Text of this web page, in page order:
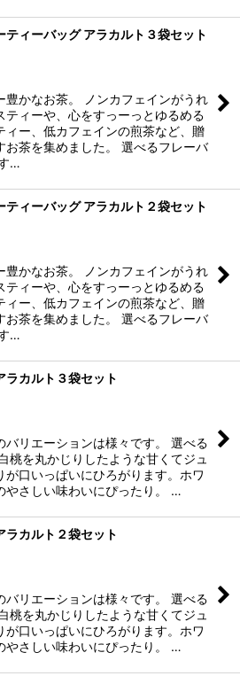
ティーバッグ アラカルト３袋セット
豊かなお茶。 ノンカフェインがうれ
ティーや、心をすっーっとゆるめる
ィー、低カフェインの煎茶など、贈
お茶を集めました。 選べるフレーバ
…
ティーバッグ アラカルト２袋セット
豊かなお茶。 ノンカフェインがうれ
ティーや、心をすっーっとゆるめる
ィー、低カフェインの煎茶など、贈
お茶を集めました。 選べるフレーバ
…
ラカルト３袋セット
バリエーションは様々です。 選べる
桃を丸かじりしたような甘くてジュ
が口いっぱいにひろがります。ホワ
やさしい味わいにぴったり。 …
ラカルト２袋セット
バリエーションは様々です。 選べる
桃を丸かじりしたような甘くてジュ
が口いっぱいにひろがります。ホワ
やさしい味わいにぴったり。 …